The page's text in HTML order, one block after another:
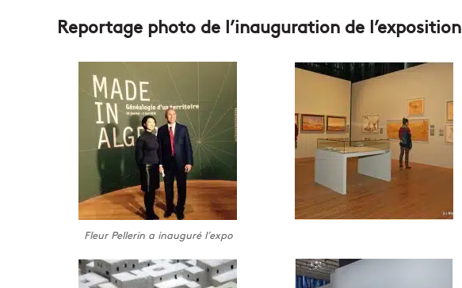
Reportage photo de l’inauguration de l’exposition
Fleur Pellerin a inauguré l’expo